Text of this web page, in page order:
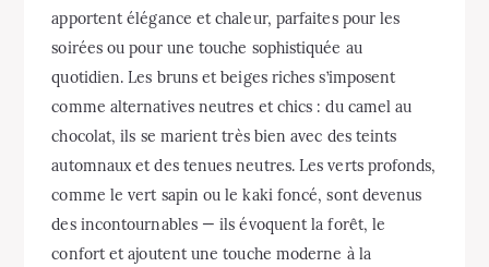
apportent élégance et chaleur, parfaites pour les
soirées ou pour une touche sophistiquée au
quotidien. Les bruns et beiges riches s’imposent
comme alternatives neutres et chics : du camel au
chocolat, ils se marient très bien avec des teints
automnaux et des tenues neutres. Les verts profonds,
comme le vert sapin ou le kaki foncé, sont devenus
des incontournables — ils évoquent la forêt, le
confort et ajoutent une touche moderne à la